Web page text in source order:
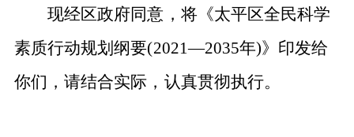
现经区政府同意，将《太平区全民科学
素质行动规划纲要(2021—2035年)》印发给
你们，请结合实际，认真贯彻执行。